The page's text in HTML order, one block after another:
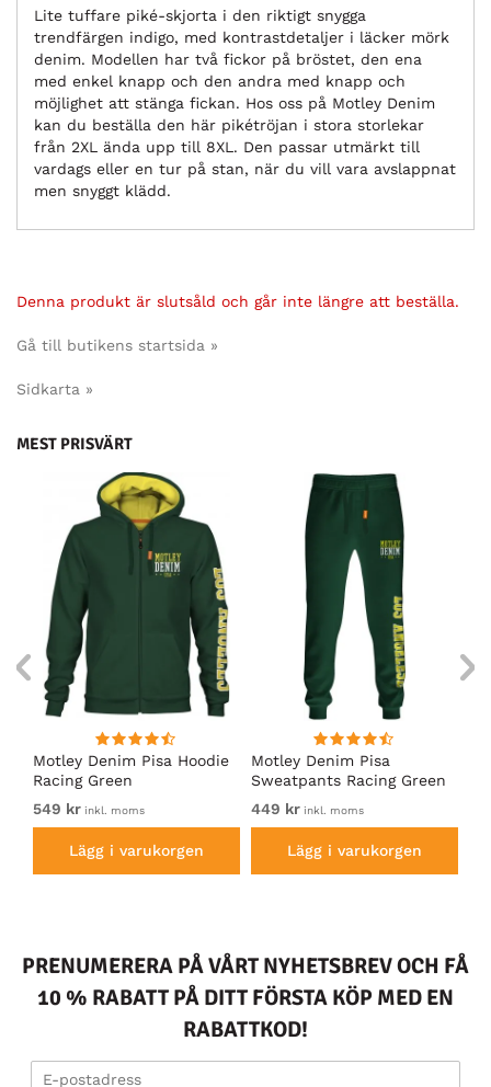
Lite tuffare piké-skjorta i den riktigt snygga
trendfärgen indigo, med kontrastdetaljer i läcker mörk
denim. Modellen har två fickor på bröstet, den ena
med enkel knapp och den andra med knapp och
möjlighet att stänga fickan. Hos oss på Motley Denim
kan du beställa den här pikétröjan i stora storlekar
från 2XL ända upp till 8XL. Den passar utmärkt till
vardags eller en tur på stan, när du vill vara avslappnat
men snyggt klädd.
Denna produkt är slutsåld och går inte längre att beställa.
Gå till butikens startsida »
Sidkarta »
MEST PRISVÄRT
Motley Denim Pisa Hoodie
Racing Green
549 kr inkl. moms
Lägg i varukorgen
Motley Denim Pisa
Sweatpants Racing Green
449 kr inkl. moms
Lägg i varukorgen
PRENUMERERA PÅ VÅRT NYHETSBREV OCH FÅ
10 % RABATT PÅ DITT FÖRSTA KÖP MED EN
RABATTKOD!